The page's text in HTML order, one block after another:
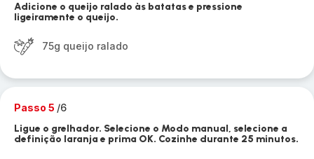
Adicione o queijo ralado às batatas e pressione
ligeiramente o queijo.
75g queijo ralado
Passo 5 /6
Ligue o grelhador. Selecione o Modo manual, selecione a
definição laranja e prima OK. Cozinhe durante 25 minutos.